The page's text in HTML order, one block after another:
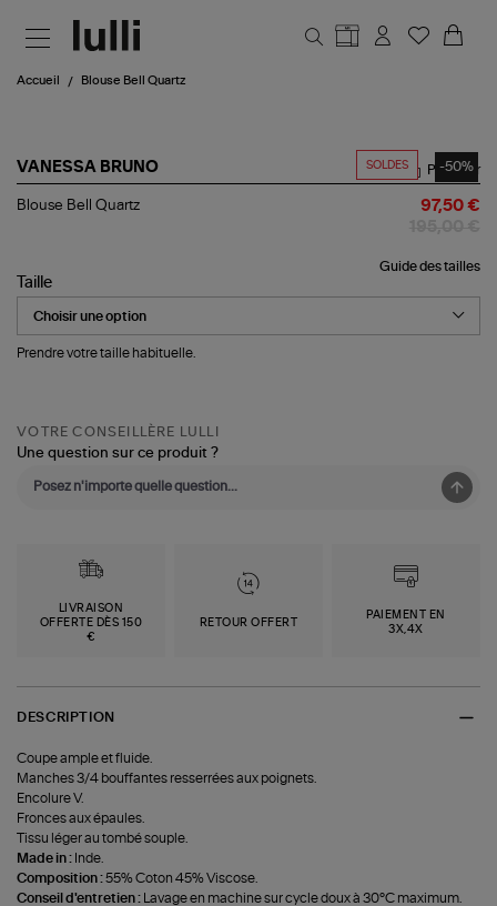
Accueil Blouse Bell Quartz
SOLDES -50%
VANESSA BRUNO
Blouse
Partager
Blouse Bell Quartz 97,50 €
Guide des tailles
Taille
Prendre votre taille habituelle.
VOTRE CONSEILLÈRE LULLI
Une question sur ce produit ?
LIVRAISON
OFFERTE DÈS 150
€
RETOUR OFFERT
PAIEMENT EN
3X,4X
DESCRIPTION
Coupe ample et fluide.
Manches 3/4 bouffantes resserrées aux poignets.
Encolure V.
Fronces aux épaules.
Tissu léger au tombé souple.
Made in : Inde.
Composition :55% Coton 45% Viscose.
Conseil d'entretien :
Lavage en machine sur cycle doux à 30°C maximum.